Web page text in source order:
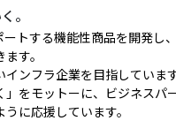
。
トする機能性商品を開発し
す。
ンフラ企業を目指しています
」をモットーに、ビジネスパ
に応援しています。